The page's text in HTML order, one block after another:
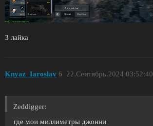
3 лайка
Knyaz_Iaroslav 22.Сентябрь.2024 03:52:40
6
Zeddigger:
где мои миллиметры джонни